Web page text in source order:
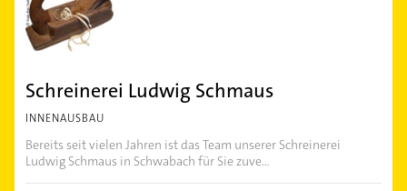
Schreinerei Ludwig Schmaus
INNENAUSBAU
Bereits seit vielen Jahren ist das Team unserer Schreinerei
Ludwig Schmaus in Schwabach für Sie zuve...